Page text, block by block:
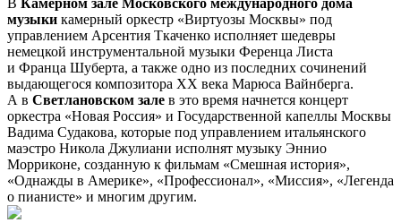
музыки камерный оркестр «Виртуозы Москвы» под
управлением Арсентия Ткаченко исполняет шедевры
немецкой инструментальной музыки Ференца Листа
и Франца Шуберта, а также одно из последних сочинений
выдающегося композитора ХХ века Марюса Вайнберга.
А в Светлановском зале в это время начнется концерт
оркестра «Новая Россия» и Государственной капеллы Москвы
Вадима Судакова, которые под управлением итальянского
маэстро Никола Джулиани исполнят музыку Эннио
Морриконе, созданную к фильмам «Смешная история»,
«Однажды в Америке», «Профессионал», «Миссия», «Легенда
о пианисте» и многим другим.